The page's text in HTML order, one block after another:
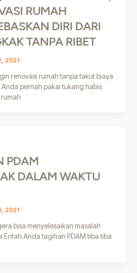
RUMAH
DIRI DARI
TANPA RIBET
2021
renovasi rumah tanpa takut biaya
pernah pakai tukang habis
PDAM
DALAM WAKTU
2021
bisa menyelesaikan masalah
Anda tagihan PDAM tiba tiba